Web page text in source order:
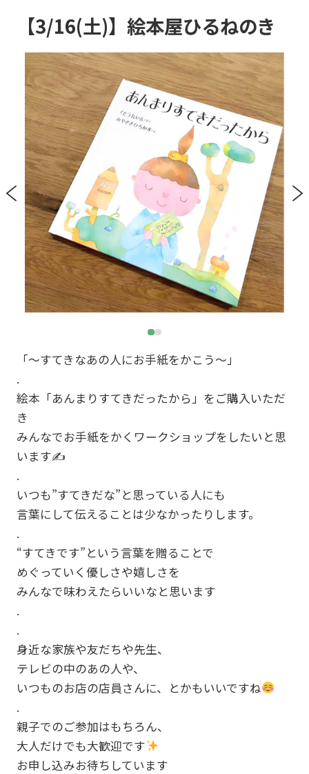
【3/16(土)】絵本屋ひるねのき
「〜すてきなあの人にお手紙をかこう〜」
.
絵本「あんまりすてきだったから」をご購入いただ
き
みんなでお手紙をかくワークショップをしたいと思
います✍️
.
いつも”すてきだな”と思っている人にも
言葉にして伝えることは少なかったりします。
.
“すてきです”という言葉を贈ることで
めぐっていく優しさや嬉しさを
みんなで味わえたらいいなと思います
.
.
身近な家族や友だちや先生、
テレビの中のあの人や、
いつものお店の店員さんに、とかもいいですね
.
親子でのご参加はもちろん、
大人だけでも大歓迎です
お申し込みお待ちしています